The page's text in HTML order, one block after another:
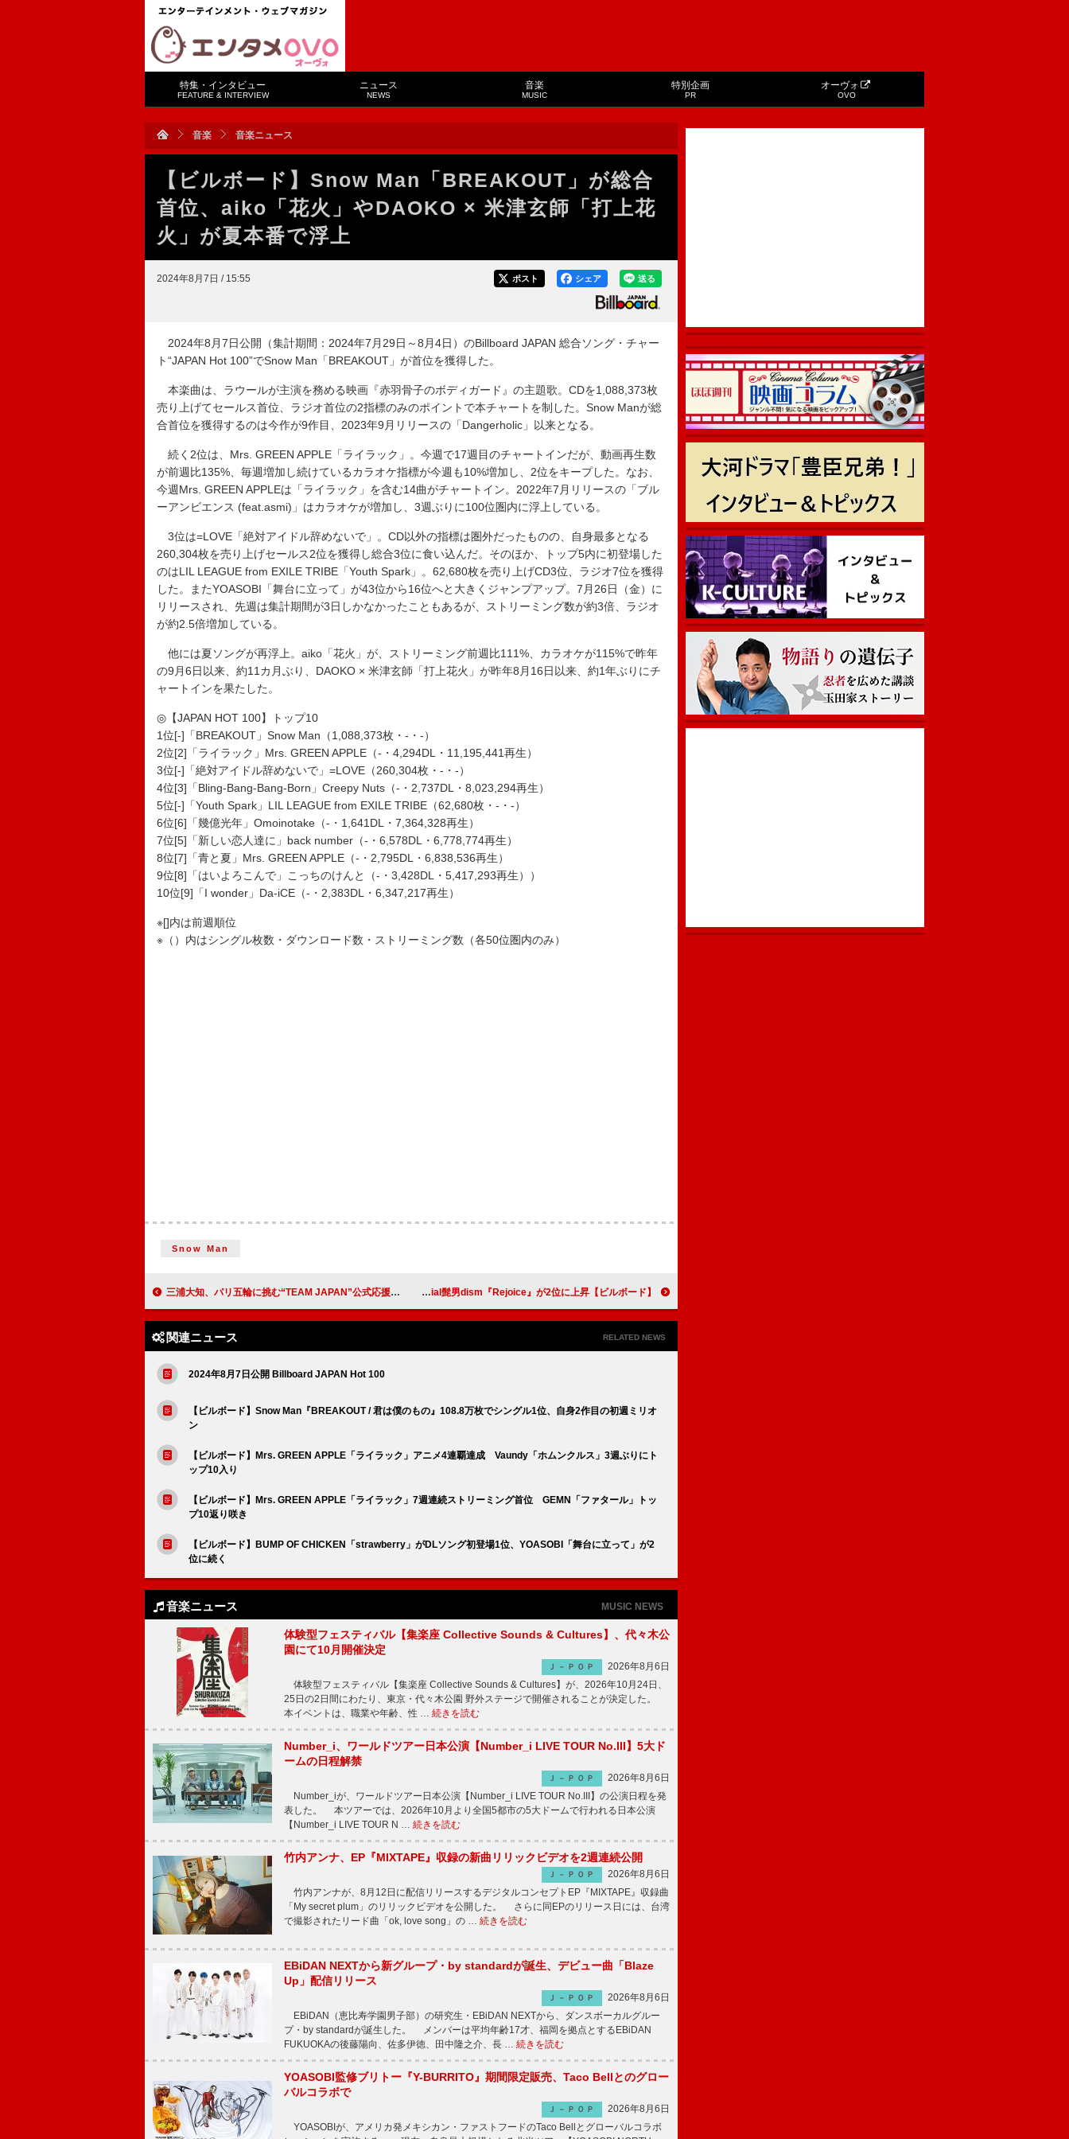
特集・インタビュー
FEATURE & INTERVIEW
ニュース
NEWS
音楽
MUSIC
特別企画
PR
オーヴォ
OVO
音楽 音楽ニュース
【ビルボード】Snow Man「BREAKOUT」が総合
首位、aiko「花火」やDAOKO × 米津玄師「打上花
火」が夏本番で浮上
2024年8月7日 / 15:55 送る
シェア
ポスト
2024年8月7日公開（集計期間：2024年7月29日～8月4日）のBillboard JAPAN 総合ソング・チャー
ト“JAPAN Hot 100”でSnow Man「BREAKOUT」が首位を獲得した。
本楽曲は、ラウールが主演を務める映画『赤羽骨子のボディガード』の主題歌。CDを1,088,373枚
売り上げてセールス首位、ラジオ首位の2指標のみのポイントで本チャートを制した。Snow Manが総
合首位を獲得するのは今作が9作目、2023年9月リリースの「Dangerholic」以来となる。
続く2位は、Mrs. GREEN APPLE「ライラック」。今週で17週目のチャートインだが、動画再生数
が前週比135%、毎週増加し続けているカラオケ指標が今週も10%増加し、2位をキープした。なお、
今週Mrs. GREEN APPLEは「ライラック」を含む14曲がチャートイン。2022年7月リリースの「ブル
ーアンビエンス (feat.asmi)」はカラオケが増加し、3週ぶりに100位圏内に浮上している。
3位は=LOVE「絶対アイドル辞めないで」。CD以外の指標は圏外だったものの、自身最多となる
260,304枚を売り上げセールス2位を獲得し総合3位に食い込んだ。そのほか、トップ5内に初登場した
のはLIL LEAGUE from EXILE TRIBE「Youth Spark」。62,680枚を売り上げCD3位、ラジオ7位を獲得
した。またYOASOBI「舞台に立って」が43位から16位へと大きくジャンプアップ。7月26日（金）に
リリースされ、先週は集計期間が3日しかなかったこともあるが、ストリーミング数が約3倍、ラジオ
が約2.5倍増加している。
他には夏ソングが再浮上。aiko「花火」が、ストリーミング前週比111%、カラオケが115%で昨年
の9月6日以来、約11カ月ぶり、DAOKO × 米津玄師「打上花火」が昨年8月16日以来、約1年ぶりにチ
ャートインを果たした。
◎【JAPAN HOT 100】トップ10
1位[-]「BREAKOUT」Snow Man（1,088,373枚・-・-）
2位[2]「ライラック」Mrs. GREEN APPLE（-・4,294DL・11,195,441再生）
3位[-]「絶対アイドル辞めないで」=LOVE（260,304枚・-・-）
4位[3]「Bling-Bang-Bang-Born」Creepy Nuts（-・2,737DL・8,023,294再生）
5位[-]「Youth Spark」LIL LEAGUE from EXILE TRIBE（62,680枚・-・-）
6位[6]「幾億光年」Omoinotake（-・1,641DL・7,364,328再生）
7位[5]「新しい恋人達に」back number（-・6,578DL・6,778,774再生）
8位[7]「青と夏」Mrs. GREEN APPLE（-・2,795DL・6,838,536再生）
9位[8]「はいよろこんで」こっちのけんと（-・3,428DL・5,417,293再生））
10位[9]「I wonder」Da-iCE（-・2,383DL・6,347,217再生）
※[]内は前週順位
※（）内はシングル枚数・ダウンロード数・ストリーミング数（各50位圏内のみ）
Snow Man
三浦大知、パリ五輪に挑む“TEAM JAPAN”公式応援ソング「心拍音」MV公開 【ビルボード】SUPER EIGHT『SUPER EIGHT』総合アルバム首位獲得 Official髭男dism『Rejoice』が2位に上昇
関連ニュース RELATED NEWS
2024年8月7日公開 Billboard JAPAN Hot 100
【ビルボード】Snow Man『BREAKOUT / 君は僕のもの』108.8万枚でシングル1位、自身2作目の初週ミリオ
ン
【ビルボード】Mrs. GREEN APPLE「ライラック」アニメ4連覇達成 Vaundy「ホムンクルス」3週ぶりにト
ップ10入り
【ビルボード】Mrs. GREEN APPLE「ライラック」7週連続ストリーミング首位 GEMN「ファタール」トッ
プ10返り咲き
【ビルボード】BUMP OF CHICKEN「strawberry」がDLソング初登場1位、YOASOBI「舞台に立って」が2
位に続く
音楽ニュース MUSIC NEWS
体験型フェスティバル【集楽座 Collective Sounds & Cultures】、代々木公
園にて10月開催決定
Ｊ－ＰＯＰ
2026年8月6日
体験型フェスティバル【集楽座 Collective Sounds & Cultures】が、2026年10月24日、
25日の2日間にわたり、東京・代々木公園 野外ステージで開催されることが決定した。
本イベントは、職業や年齢、性 … 続きを読む
Number_i、ワールドツアー日本公演【Number_i LIVE TOUR No.III】5大ド
ームの日程解禁
Ｊ－ＰＯＰ
2026年8月6日
Number_iが、ワールドツアー日本公演【Number_i LIVE TOUR No.III】の公演日程を発
表した。 本ツアーでは、2026年10月より全国5都市の5大ドームで行われる日本公演
【Number_i LIVE TOUR N … 続きを読む
竹内アンナ、EP『MIXTAPE』収録の新曲リリックビデオを2週連続公開
Ｊ－ＰＯＰ
2026年8月6日
竹内アンナが、8月12日に配信リリースするデジタルコンセプトEP『MIXTAPE』収録曲
「My secret plum」のリリックビデオを公開した。 さらに同EPのリリース日には、台湾
で撮影されたリード曲「ok, love song」の … 続きを読む
EBiDAN NEXTから新グループ・by standardが誕生、デビュー曲「Blaze
Up」配信リリース
Ｊ－ＰＯＰ
2026年8月6日
EBiDAN（恵比寿学園男子部）の研究生・EBiDAN NEXTから、ダンスボーカルグルー
プ・by standardが誕生した。 メンバーは平均年齢17才、福岡を拠点とするEBiDAN
FUKUOKAの後藤陽向、佐多伊徳、田中隆之介、長 … 続きを読む
YOASOBI監修ブリトー『Y-BURRITO』期間限定販売、Taco Bellとのグロー
バルコラボで
Ｊ－ＰＯＰ
2026年8月6日
YOASOBIが、アメリカ発メキシカン・ファストフードのTaco Bellとグローバルコラボ